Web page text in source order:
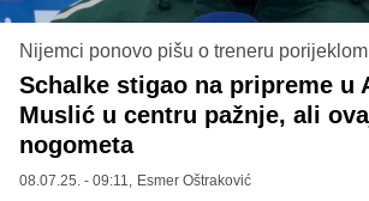
Nijemci ponovo pišu o treneru
Schalke stigao na pripreme u
Muslić u centru pažnje, ali
nogometa
08.07.25. - 09:11, Esmer Oštraković